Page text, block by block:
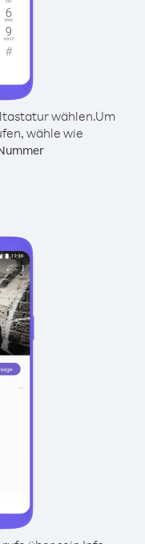
wählen.Um
wähle wie